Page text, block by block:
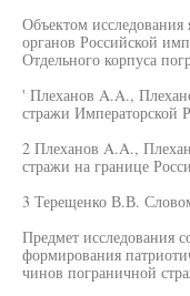
Объектом исследования
органов Российской
Отдельного корпуса
' Плеханов A.A.,
стражи Императорской
2 Плеханов A.A.,
стражи на границе
3 Терещенко В.В.
Предмет исследования
формирования
чинов пограничной